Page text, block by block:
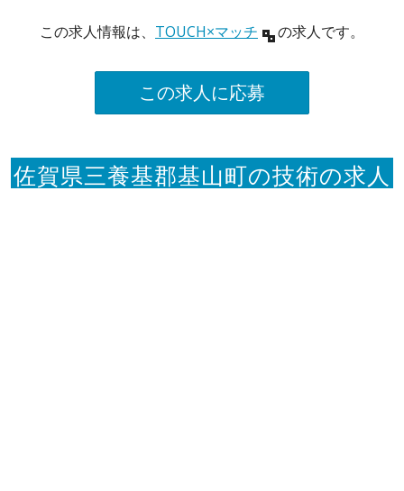
この求人情報は、 TOUCH×マッチ の求人です。
この求人に応募
佐賀県三養基郡基山町の技術の求人